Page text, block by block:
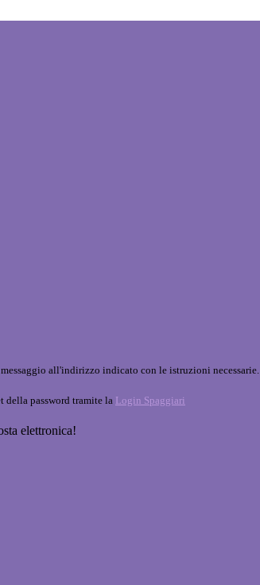
all'indirizzo indicato con le istruzioni necessarie.
della password tramite la Login Spaggiari
elettronica!